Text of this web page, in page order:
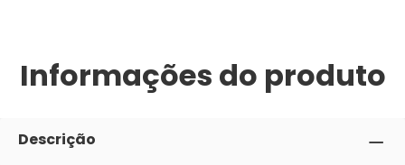
Informações do produto
Descrição